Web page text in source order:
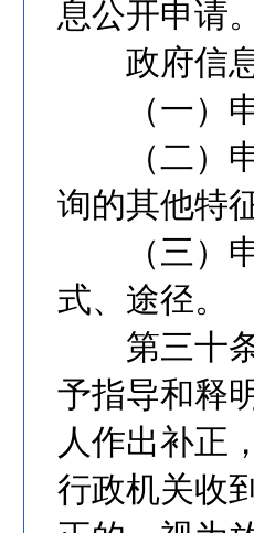
息公开申请
政府信息
（一）申
（二）申
询的其他特
（三）申
式、途径。
第三十条
予指导和释
人作出补正
行政机关收